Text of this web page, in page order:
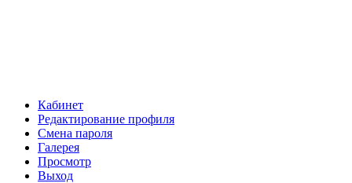
Кабинет
Редактирование профиля
Смена пароля
Галерея
Просмотр
Выход